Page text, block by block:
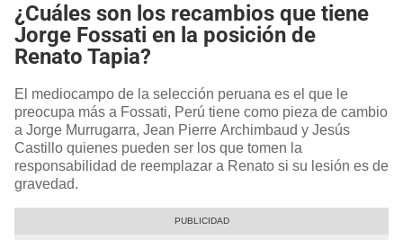
¿Cuáles son los recambios que tiene
Jorge Fossati en la posición de
Renato Tapia?
El mediocampo de la selección peruana es el que le
preocupa más a Fossati, Perú tiene como pieza de cambio
a Jorge Murrugarra, Jean Pierre Archimbaud y Jesús
Castillo quienes pueden ser los que tomen la
responsabilidad de reemplazar a Renato si su lesión es de
gravedad.